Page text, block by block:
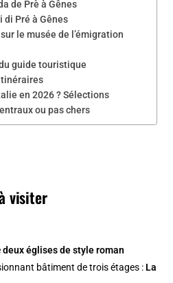
de Prè à Gênes
di Pré à Gênes
le musée de l’émigration
guide touristique
en 2026 ? Sélections
ou pas chers
visiter
deux églises de style roman
bâtiment de trois étages : La